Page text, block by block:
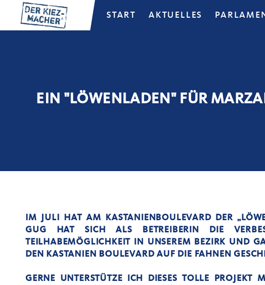
START AKTUELLES
EIN "LÖWENLADEN" FÜR
IM JULI HAT AM KASTANIENBOULEVARD DER
GUG HAT SICH ALS BETREIBERIN DIE
TEILHABEMÖGLICHKEIT IN UNSEREM BEZIRK UND
DEN KASTANIEN BOULEVARD AUF DIE FAHNEN
GERNE UNTERSTÜTZE ICH DIESES TOLLE PROJEKT